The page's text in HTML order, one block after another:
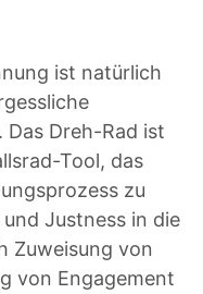
ist natürlich
Das Dreh-Rad ist
Tool, das
zu
Justness in die
Zuweisung von
von Engagement